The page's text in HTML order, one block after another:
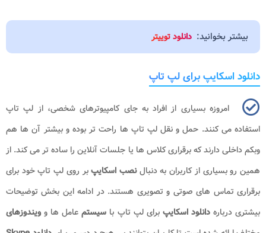
بیشتر بخوانید: دانلود توییتر
دانلود اسکایپ برای لپ تاپ
امروزه بسیاری از افراد به جای کامپیوترهای شخصی، از لپ تاپ
استفاده می کنند. حمل و نقل لپ تاپ ها راحت تر بوده و بیشتر آن ها هم
وبکم داخلی دارند که برقراری کلاس ها یا جلسات آنلاین را ساده تر می کند. از
همین رو بسیاری از کاربران به دنبالنصب اسکایپبر روی لپ تاپ خود برای
برقراری تماس های صوتی و تصویری هستند. در ادامه این بخش توضیحات
بیشتری دربارهدانلود اسکایپبرای لپ تاپ با سیستم عامل ها و ویندوزهای